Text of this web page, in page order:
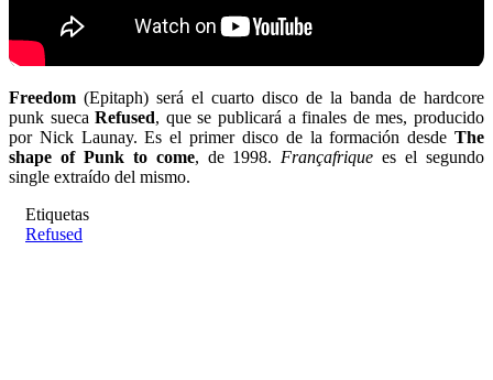
Freedom (Epitaph) será el cuarto disco de la banda de hardcore
punk suecaRefused, que se publicará a finales de mes, producido
por Nick Launay. Es el primer disco de la formación desde The
shape of Punk to come, de 1998. Françafrique es el segundo
single extraído del mismo.
Etiquetas
Refused